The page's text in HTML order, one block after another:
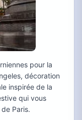
pour la
décoration
inspirée de la
qui vous
Paris.